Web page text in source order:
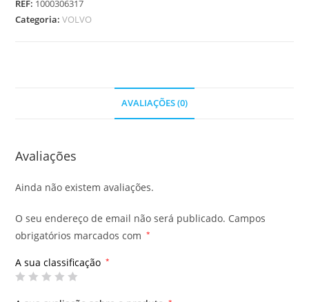
REF: 1000306317
Categoria:VOLVO
AVALIAÇÕES (0)
Avaliações
Ainda não existem avaliações.
O seu endereço de email não será publicado. Campos
obrigatórios marcados com
*
A sua classificação *